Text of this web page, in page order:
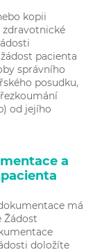
kopii
pacienta
správního
posudku,
od jejího
a
má
Žádost
doložíte